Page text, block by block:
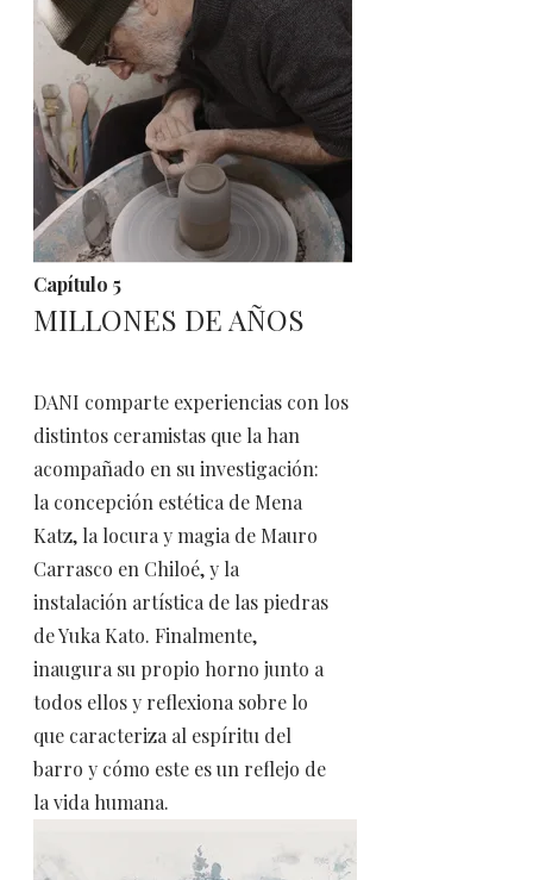
Capítulo 5
MILLONES DE AÑOS
DANI comparte experiencias con los
​distintos ceramistas que la han
acompañado en su investigación:
la concepción estética de Mena
Katz, la locura y magia de Mauro
Carrasco en Chiloé, y la
instalación artística de las piedras
de Yuka Kato. Finalmente,
inaugura su propio horno junto a
todos ellos y reflexiona sobre lo
que caracteriza al espíritu del
barro y cómo este es un reflejo de
la vida humana.